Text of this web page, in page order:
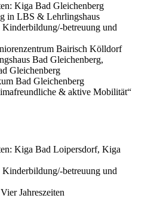
Kiga Bad Gleichenberg
in LBS & Lehrlingshaus
betreuung und
Bairisch Kölldorf
Bad Gleichenberg,
Gleichenberg
Bad Gleichenberg
& aktive Mobilität“
Kiga Bad Loipersdorf, Kiga
betreuung und
Jahreszeiten